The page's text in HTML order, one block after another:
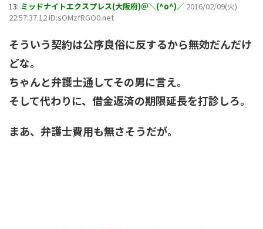
13: ミッドナイトエクスプレス(大阪府)＠＼(^o^)／ 2016/02/09(火)
22:57:37.12 ID:sOMzfRGO0.net
そういう契約は公序良俗に反するから無効だんだけ
どな。
ちゃんと弁護士通してその男に言え。
そして代わりに、借金返済の期限延長を打診しろ。
まあ、弁護士費用も無さそうだが。